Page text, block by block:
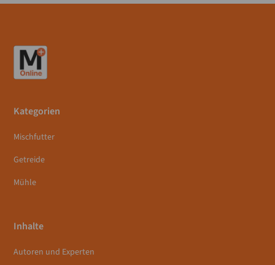
Kategorien
Mischfutter
Getreide
Mühle
Inhalte
Autoren und Experten